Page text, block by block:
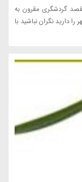
گردشگری مقرون به
دارید نگران نباشید با